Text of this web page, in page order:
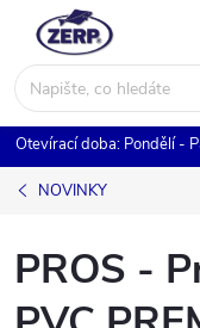
obsah
Otevírací doba: Pondělí -
NOVINKY
PROS -